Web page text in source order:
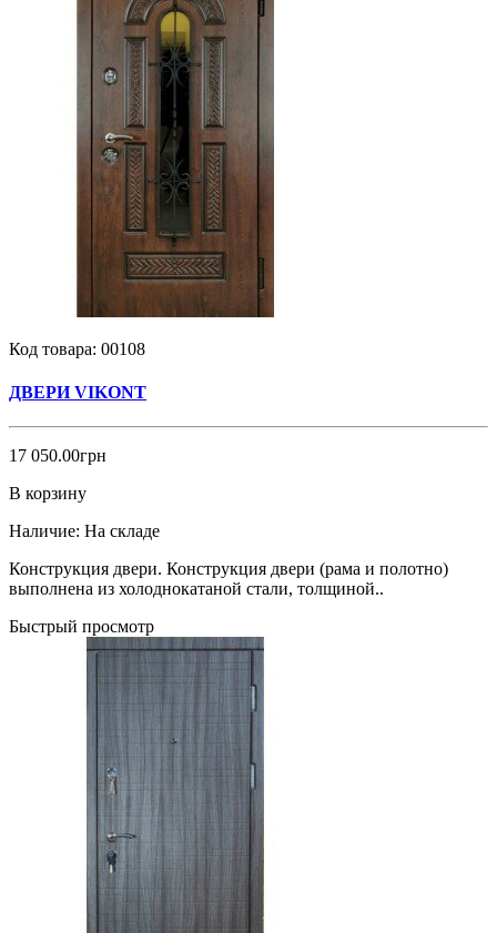
Код товара: 00108
ДВЕРИ VIKONT
17 050.00грн
В корзину
Наличие: На складе
Конструкция двери. Конструкция двери (рама и полотно)
выполнена из холоднокатаной стали, толщиной..
Быстрый просмотр